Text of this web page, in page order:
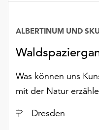
Was können uns
mit der Natur
Ort
Dresden